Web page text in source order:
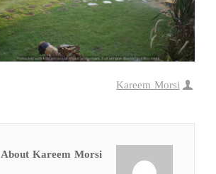
Kareem Morsi
About Kareem Morsi